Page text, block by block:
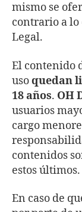
mismo se
contrario a lo
Legal.
El contenido
usoquedan
18 años. OH
usuarios
cargo
contenidos
estos últimos.
En caso de